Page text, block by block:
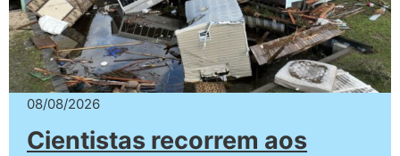
08/08/2026
Cientistas recorrem aos